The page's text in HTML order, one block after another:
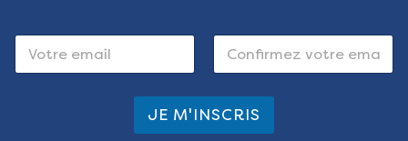
i
l
E
E
m
mail
JE M'INSCRIS